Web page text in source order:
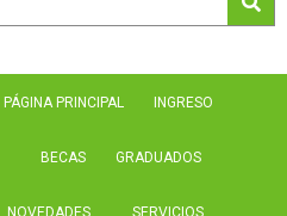
PÁGINA PRINCIPAL INGRESO
BECAS GRADUADOS
NOVEDADES SERVICIOS